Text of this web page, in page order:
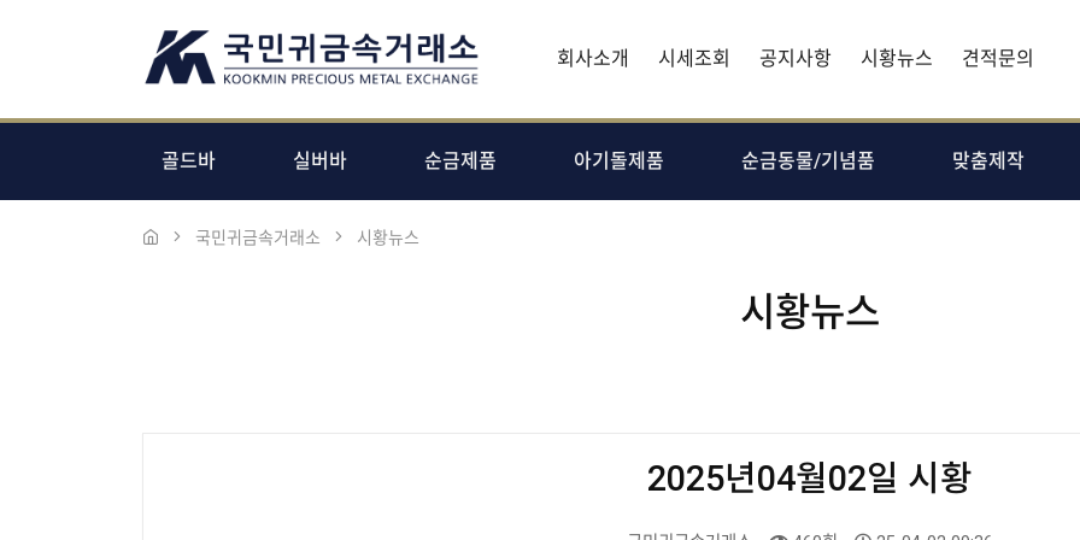
회사소개 시세조회 공지사항 시황뉴스 견적문의
골드바 실버바 순금제품 아기돌제품 순금동물/기념품 맞춤제작
국민귀금속거래소 시황뉴스
시황뉴스
2025년04월02일 시황